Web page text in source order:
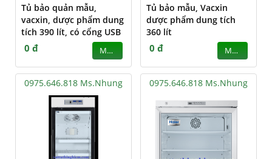
Tủ bảo quản mẫu,
vacxin, dược phẩm dung
tích 390 lít, có cổng USB
0 đ MUA
Tủ bảo mẫu, Vacxin
dược phẩm dung tích
360 lít
0 đ MUA
0975.646.818 Ms.Nhung 0975.646.818 Ms.Nhung